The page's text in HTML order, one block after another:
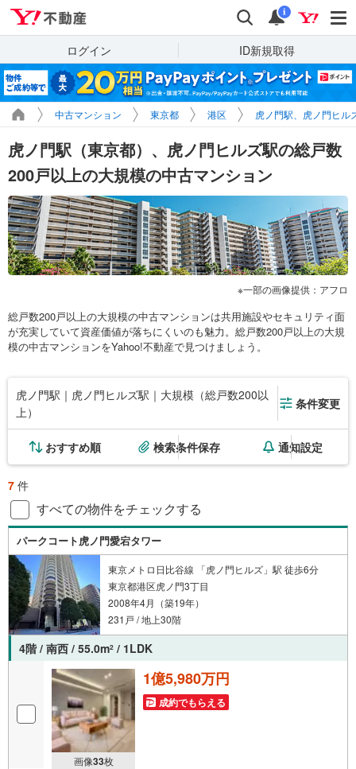
検索 通知
i
ログイン ID新規取得
中古マンション 東京都 港区 虎ノ門駅、虎ノ門ヒル
虎ノ門駅（東京都）、虎ノ門ヒルズ駅の総戸数
200戸以上の大規模の中古マンション
一部の画像提供：アフロ
総戸数200戸以上の大規模の中古マンションは共用施設やセキュリティ面
が充実していて資産価値が落ちにくいのも魅力。総戸数200戸以上の大規
模の中古マンションをYahoo!不動産で見つけましょう。
虎ノ門駅｜虎ノ門ヒルズ駅｜大規模（総戸数200以
上）
条件変更
おすすめ順 検索条件保存 通知設定
7 件
すべての物件をチェックする
パークコート虎ノ門愛宕タワー
東京メトロ日比谷線 「虎ノ門ヒルズ」駅 徒歩6分
東京都港区虎ノ門3丁目
2008年4月（築19年）
231戸 / 地上30階
4階 / 南西 / 55.0m2 / 1LDK
画像33枚
1億5,980万円
成約でもらえる